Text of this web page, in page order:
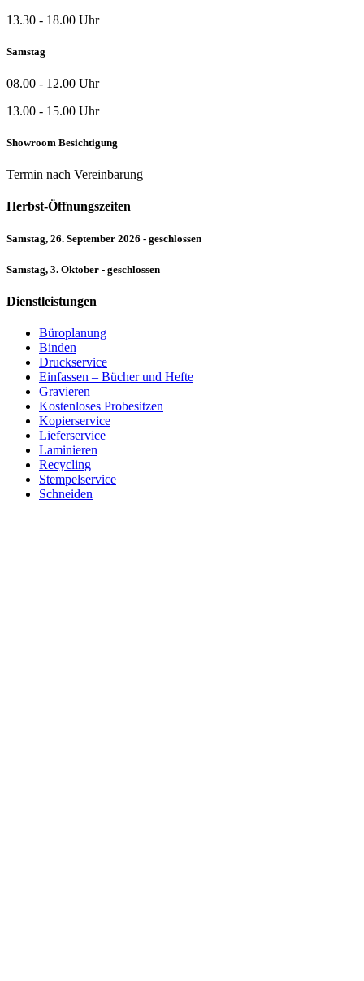
13.30 - 18.00 Uhr
Samstag
08.00 - 12.00 Uhr
13.00 - 15.00 Uhr
Showroom Besichtigung
Termin nach Vereinbarung
Herbst-Öffnungszeiten
Samstag, 26. September 2026 - geschlossen
Samstag, 3. Oktober - geschlossen
Dienstleistungen
Büroplanung
Binden
Druckservice
Einfassen – Bücher und Hefte
Gravieren
Kostenloses Probesitzen
Kopierservice
Lieferservice
Laminieren
Recycling
Stempelservice
Schneiden